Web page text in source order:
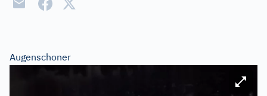
Augenschoner
Bild